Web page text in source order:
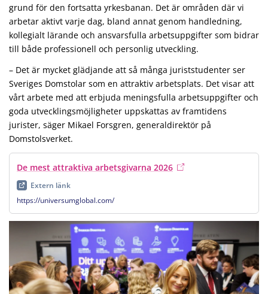
grund för den fortsatta yrkesbanan. Det är områden där vi
arbetar aktivt varje dag, bland annat genom handledning,
kollegialt lärande och ansvarsfulla arbetsuppgifter som bidrar
till både professionell och personlig utveckling.
– Det är mycket glädjande att så många juriststudenter ser
Sveriges Domstolar som en attraktiv arbetsplats. Det visar att
vårt arbete med att erbjuda meningsfulla arbetsuppgifter och
goda utvecklingsmöjligheter uppskattas av framtidens
jurister, säger Mikael Forsgren, generaldirektör på
Domstolsverket.
De mest attraktiva arbetsgivarna 2026 , extern länk
Extern länk
https://universumglobal.com/